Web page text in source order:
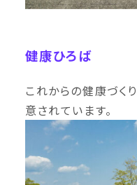
健康ひろば
これからの健康づく
意されています。